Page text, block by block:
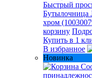
Быстрый
Бутылочница
хром
корзину
Купить в 1
В избранное
Новинка